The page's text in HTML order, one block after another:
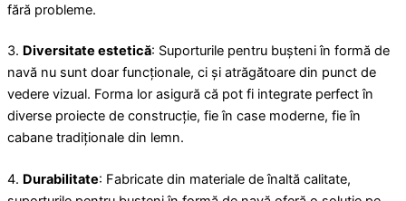
fără probleme.
3. Diversitate estetică: Suporturile pentru bușteni în formă de
navă nu sunt doar funcționale, ci și atrăgătoare din punct de
vedere vizual. Forma lor asigură că pot fi integrate perfect în
diverse proiecte de construcție, fie în case moderne, fie în
cabane tradiționale din lemn.
4. Durabilitate: Fabricate din materiale de înaltă calitate,